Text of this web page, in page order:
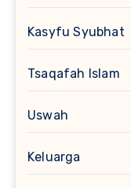
Kasyfu Syubhat
Tsaqafah Islam
Uswah
Keluarga